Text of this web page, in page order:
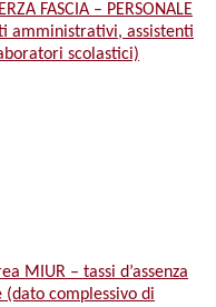
FASCIA – PERSONALE
amministrativi, assistenti
scolastici)
MIUR – tassi d’assenza
(dato complessivo di